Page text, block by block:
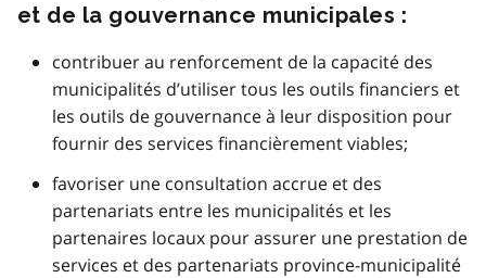
et de la gouvernance municipales :
contribuer au renforcement de la capacité des
municipalités d’utiliser tous les outils financiers et
les outils de gouvernance à leur disposition pour
fournir des services financièrement viables;
favoriser une consultation accrue et des
partenariats entre les municipalités et les
partenaires locaux pour assurer une prestation de
services et des partenariats province-municipalité